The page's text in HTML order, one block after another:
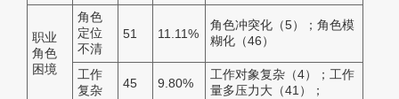
职业
角色
困境
角色
定位
不清
51 11.11%
角色冲突化（5）；角色模
糊化（46）
工作
复杂
45 9.80%
工作对象复杂（4）；工作
量多压力大（41）；